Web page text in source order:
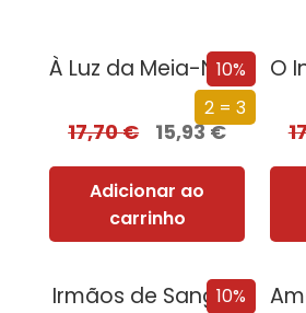
10%
2 = 3
À Luz da Meia-Noite
17,70€ 15,93€
Adicionar ao
carrinho
10%
Irmãos de Sangue